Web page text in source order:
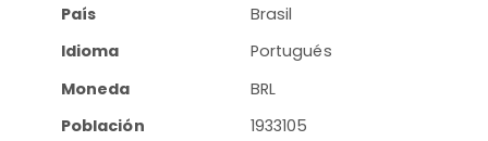
País
Brasil
Idioma
Portugués
Moneda
BRL
Población
1933105